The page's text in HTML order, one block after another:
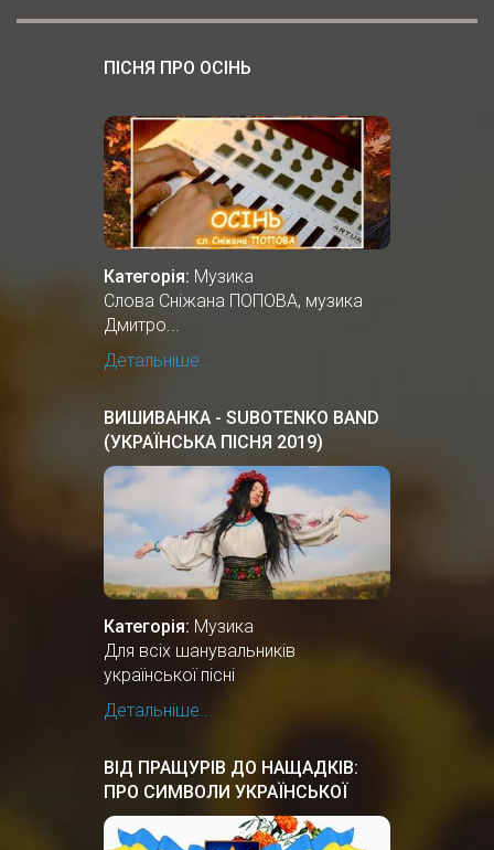
ПІСНЯ ПРО ОСІНЬ
Категорія: Музика
Cлова Сніжана ПОПОВА, музика
Дмитро...
Детальніше...
ВИШИВАНКА - SUBOTENKO BAND
(УКРАЇНСЬКА ПІСНЯ 2019)
Категорія: Музика
Для всіх шанувальників
української пісні
Детальніше...
ВІД ПРАЩУРІВ ДО НАЩАДКІВ:
ПРО СИМВОЛИ УКРАЇНСЬКОЇ
ДЕРЖАВНОСТІ